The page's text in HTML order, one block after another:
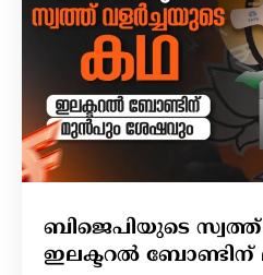
ബിജെപിയുടെ
ഇലക്ടറൽ